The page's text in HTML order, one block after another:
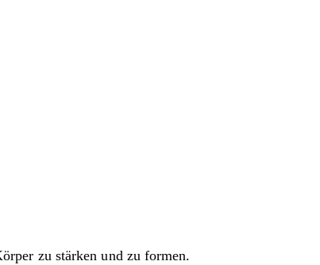
zu stärken und zu formen.